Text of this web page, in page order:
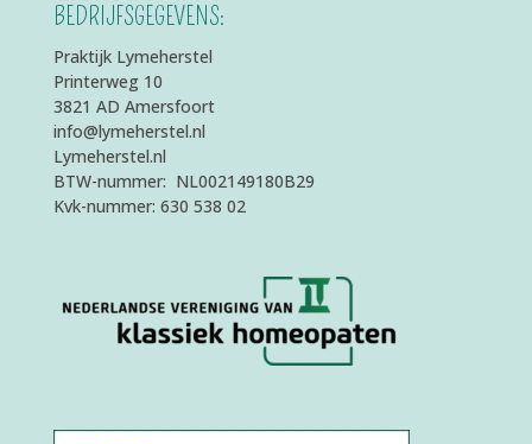
BEDRIJFSGEGEVENS:
Praktijk Lymeherstel
Printerweg 10
3821 AD Amersfoort
info@lymeherstel.nl
Lymeherstel.nl
BTW-nummer: NL002149180B29
Kvk-nummer: 630 538 02